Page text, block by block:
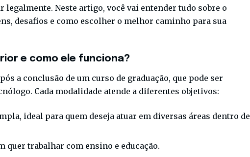
Neste artigo, você vai entender tudo sobre o
desafios e como escolher o melhor caminho para sua
e como ele funciona?
a conclusão de um curso de graduação, que pode ser
Cada modalidade atende a diferentes objetivos:
ideal para quem deseja atuar em diversas áreas dentro de
quer trabalhar com ensino e educação.